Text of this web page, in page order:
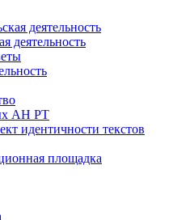
деятельность
деятельность
АН РТ
идентичности текстов
площадка